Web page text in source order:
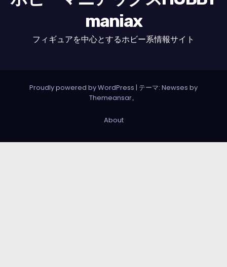
maniax
フィギュアを中心とするホビー系情報サイト
Proudly powered by WordPress | テーマ: Newses by
Themeansar。
About